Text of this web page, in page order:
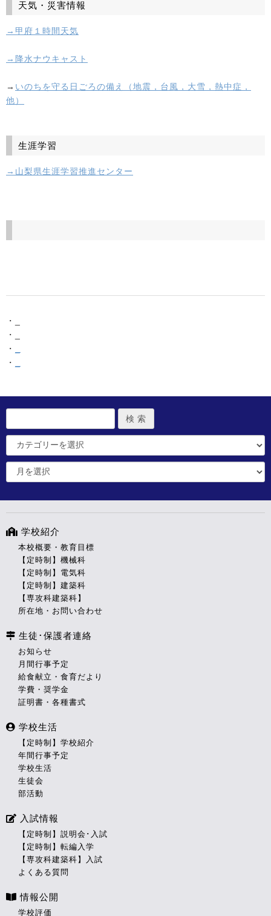
天気・災害情報
→甲府１時間天気
→降水ナウキャスト
→ いのちを守る日ごろの備え（地震，台風，大雪，熱中症，
他）
生涯学習
→山梨県生涯学習推進センター
・_
・_
・
・
学校紹介
本校概要・教育目標
【定時制】機械科
【定時制】電気科
【定時制】建築科
【専攻科建築科】
所在地・お問い合わせ
生徒･保護者連絡
お知らせ
月間行事予定
給食献立・食育だより
学費・奨学金
証明書・各種書式
学校生活
【定時制】学校紹介
年間行事予定
学校生活
生徒会
部活動
入試情報
【定時制】説明会･入試
【定時制】転編入学
【専攻科建築科】入試
よくある質問
情報公開
学校評価